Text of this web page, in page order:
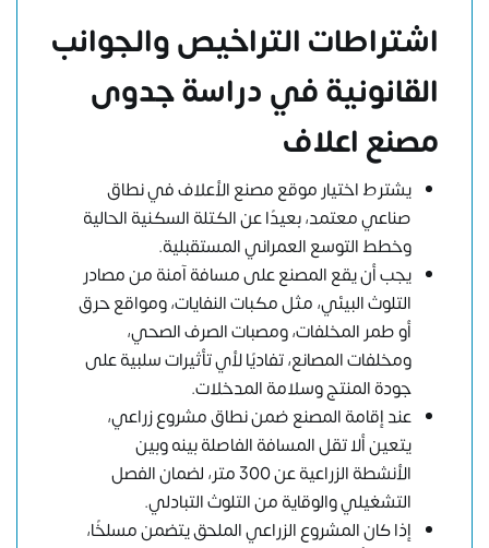
اشتراطات التراخيص والجوانب
القانونية في دراسة جدوى
مصنع اعلاف
يشترط اختيار موقع مصنع الأعلاف في نطاق
صناعي معتمد، بعيدًا عن الكتلة السكنية الحالية
وخطط التوسع العمراني المستقبلية.
يجب أن يقع المصنع على مسافة آمنة من مصادر
التلوث البيئي، مثل مكبات النفايات، ومواقع حرق
أو طمر المخلفات، ومصبات الصرف الصحي،
ومخلفات المصانع، تفاديًا لأي تأثيرات سلبية على
جودة المنتج وسلامة المدخلات.
عند إقامة المصنع ضمن نطاق مشروع زراعي،
يتعين ألا تقل المسافة الفاصلة بينه وبين
الأنشطة الزراعية عن 300 متر، لضمان الفصل
التشغيلي والوقاية من التلوث التبادلي.
إذا كان المشروع الزراعي الملحق يتضمن مسلخًا،